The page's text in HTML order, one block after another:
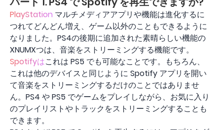
PlayStation マルチメディアアプリや機能は進化するに
つれてどんどん増え、ゲーム以外のこともできるように
なりました。PS4の後期に追加された素晴らしい機能の
XNUMXつは、音楽をストリーミングする機能です。
Spotifyはこれは PS5 でも可能なことです。もちろん、
これは他のデバイスと同じように Spotify アプリを開い
て音楽をストリーミングするだけのことではありませ
ん。PS4 や PS5 でゲームをプレイしながら、お気に入り
のプレイリストやトラックをストリーミングすることも
できます。